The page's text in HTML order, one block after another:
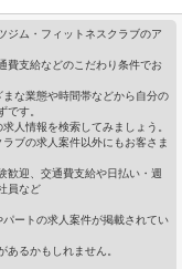
ジム・フィットネスクラブのア
費支給などのこだわり条件でお
な業態や時間帯などから自分の
です。
人情報を検索してみましょう。
ブの求人案件以外にもお客さま
歓迎、交通費支給や日払い・週
員など
ートの求人案件が掲載されてい
るかもしれません。